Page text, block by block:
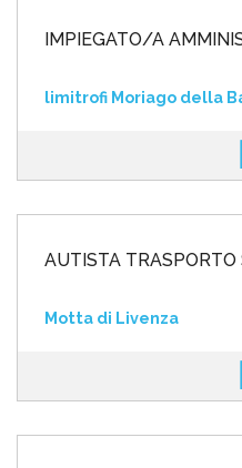
IMPIEGATO/A
limitrofi Moriago della
AUTISTA TRASPORTO
Motta di Livenza